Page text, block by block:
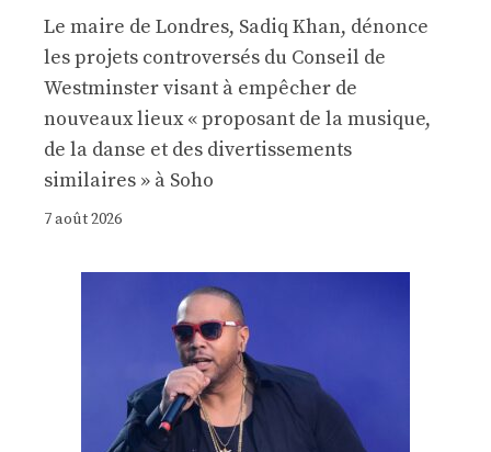
Le maire de Londres, Sadiq Khan, dénonce
les projets controversés du Conseil de
Westminster visant à empêcher de
nouveaux lieux « proposant de la musique,
de la danse et des divertissements
similaires » à Soho
7 août 2026